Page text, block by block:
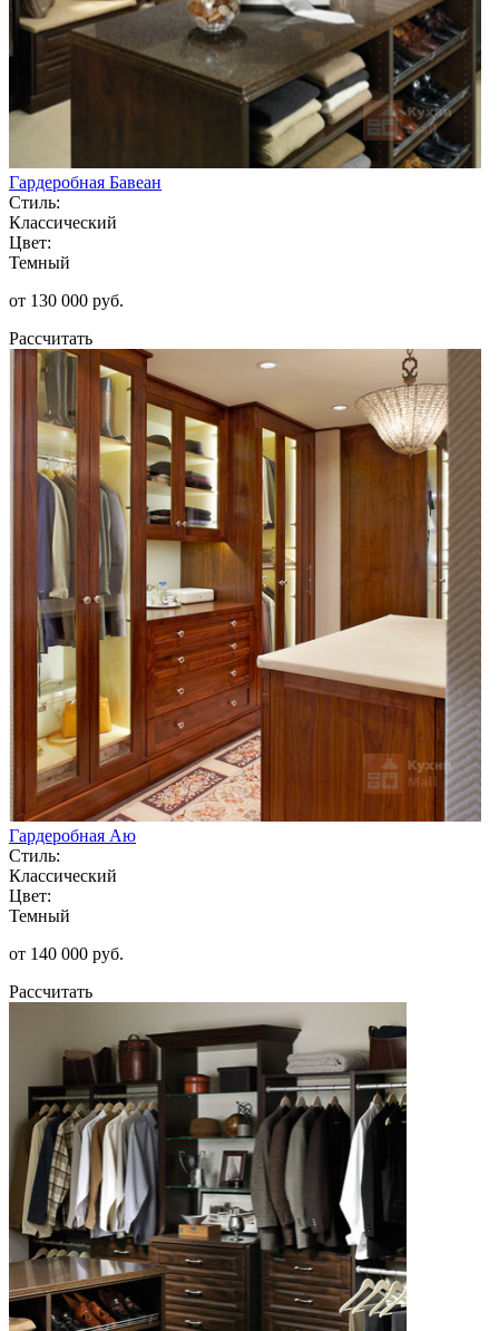
Гардеробная Бавеан
Стиль:
Классический
Цвет:
Темный
от 130 000 руб.
Рассчитать
Гардеробная Аю
Стиль:
Классический
Цвет:
Темный
от 140 000 руб.
Рассчитать